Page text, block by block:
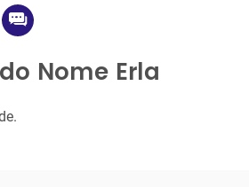
Nome Erla